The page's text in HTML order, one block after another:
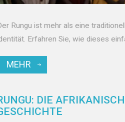
Rungu ist mehr als eine
Erfahren Sie, wie dieses
MEHR
DIE